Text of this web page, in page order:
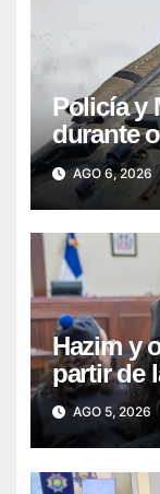
Policía y
durante
armas
y
en
AGO 6, 2026
Hazim y
partir de
AGO 5, 2026